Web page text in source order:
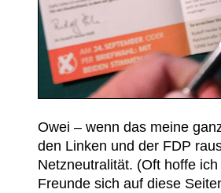
Owei – wenn das meine
den Linken und der FDP
Netzneutralität. (Oft hoffe
Freunde sich auf diese